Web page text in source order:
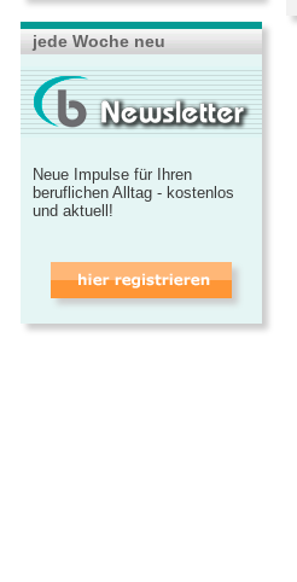
jede Woche neu
Neue Impulse für Ihren
beruflichen Alltag - kostenlos
und aktuell!